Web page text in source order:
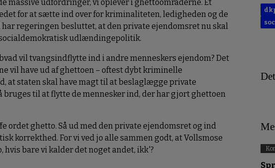
massive udfordringer, vi oplever i ghettoområderne. Et
for at sætte ind over for kriminaliteten, ledigheden og de
regeringen besluttet, at den private ejendomsret nu skal
udlændingepolitik.
vil tvangsindflytte ind i andre menneskers ejendom? Det
vil have ud af ghettoen – oftest dybt kriminelle
at staten skal have magt til at beslaglægge private
bruges til at flytte de mennesker ind, der har gjort ghettoen
ordet ghetto. Så ud med den private ejendomsret og ind
korrekthed. For vi ved jo alle sammen godt, at Vollsmose
hvis bare vi kalder det noget andet, ikk'?